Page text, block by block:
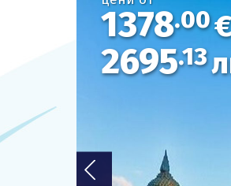
ОЩЕ
За нас - Ivi Travel
Банкова сметка
1378.00
2695.13